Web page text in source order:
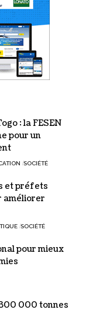
: la FESEN
pour un
SOCIÉTÉ
et préfets
améliorer
SOCIÉTÉ
pour mieux
000 tonnes